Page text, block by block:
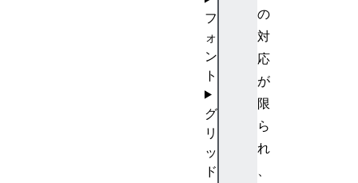
の
対
応
が
限
ら
れ
フ
ォ
ン
ト
グ
リ
ッ
ド